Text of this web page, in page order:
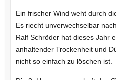
Ein frischer Wind weht durch
Es riecht unverwechselbar
Ralf Schröder hat dieses Jahr
anhaltender Trockenheit und
nicht so einfach zu löschen ist.